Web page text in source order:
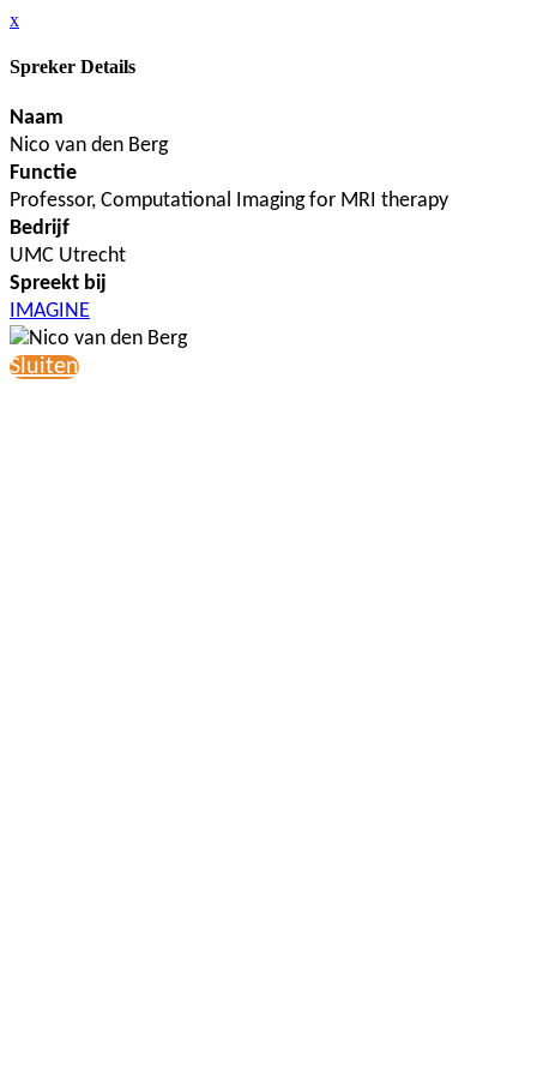
x
Spreker Details
Naam
Nico van den Berg
Functie
Professor, Computational Imaging for MRI therapy
Bedrijf
UMC Utrecht
Spreekt bij
IMAGINE
Sluiten